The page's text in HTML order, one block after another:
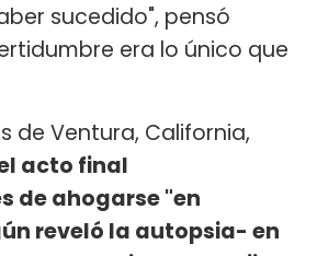
sucedido", pensó
era lo único que
de Ventura, California,
acto final
de ahogarse "en
reveló la autopsia- en